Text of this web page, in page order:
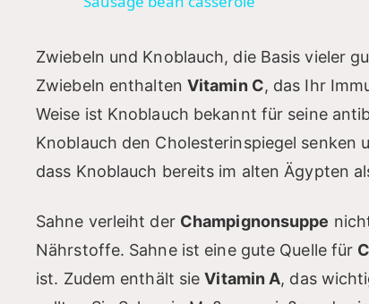
i
Zwiebeln und Knoblauch, die Basis vieler
Zwiebeln enthalten Vitamin C, das Ihr
Weise ist Knoblauch bekannt für seine
Knoblauch den Cholesterinspiegel senken
dass Knoblauch bereits im alten Ägypten
Sahne verleiht der Champignonsuppe
Nährstoffe. Sahne ist eine gute Quelle für
ist. Zudem enthält sieVitamin A, das